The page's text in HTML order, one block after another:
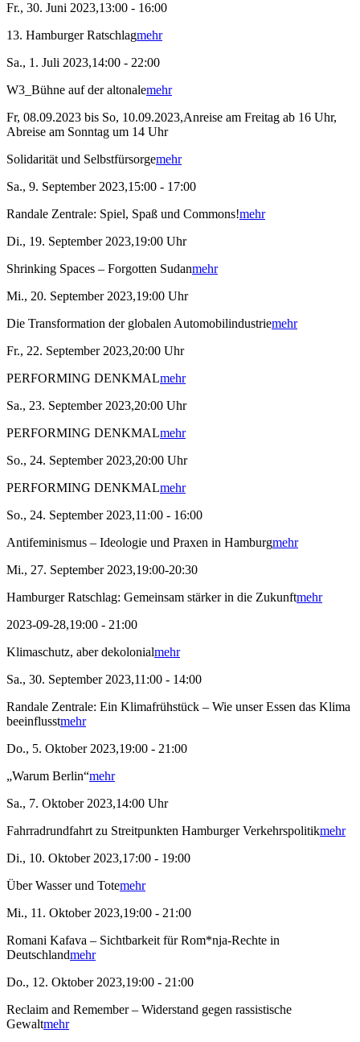
Fr., 30. Juni 2023,13:00 - 16:00
13. Hamburger Ratschlagmehr
Sa., 1. Juli 2023,14:00 - 22:00
W3_Bühne auf der altonalemehr
Fr, 08.09.2023 bis So, 10.09.2023,Anreise am Freitag ab 16 Uhr,
Abreise am Sonntag um 14 Uhr
Solidarität und Selbstfürsorgemehr
Sa., 9. September 2023,15:00 - 17:00
Randale Zentrale: Spiel, Spaß und Commons!mehr
Di., 19. September 2023,19:00 Uhr
Shrinking Spaces – Forgotten Sudanmehr
Mi., 20. September 2023,19:00 Uhr
Die Transformation der globalen Automobilindustriemehr
Fr., 22. September 2023,20:00 Uhr
PERFORMING DENKMALmehr
Sa., 23. September 2023,20:00 Uhr
PERFORMING DENKMALmehr
So., 24. September 2023,20:00 Uhr
PERFORMING DENKMALmehr
So., 24. September 2023,11:00 - 16:00
Antifeminismus – Ideologie und Praxen in Hamburgmehr
Mi., 27. September 2023,19:00-20:30
Hamburger Ratschlag: Gemeinsam stärker in die Zukunftmehr
2023-09-28,19:00 - 21:00
Klimaschutz, aber dekolonialmehr
Sa., 30. September 2023,11:00 - 14:00
Randale Zentrale: Ein Klimafrühstück – Wie unser Essen das Klima
beeinflusstmehr
Do., 5. Oktober 2023,19:00 - 21:00
„Warum Berlin“mehr
Sa., 7. Oktober 2023,14:00 Uhr
Fahrradrundfahrt zu Streitpunkten Hamburger Verkehrspolitikmehr
Di., 10. Oktober 2023,17:00 - 19:00
Über Wasser und Totemehr
Mi., 11. Oktober 2023,19:00 - 21:00
Romani Kafava – Sichtbarkeit für Rom*nja-Rechte in
Deutschlandmehr
Do., 12. Oktober 2023,19:00 - 21:00
Reclaim and Remember – Widerstand gegen rassistische
Gewaltmehr